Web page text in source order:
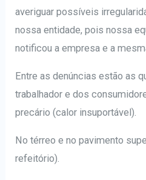
averiguar possíveis
nossa entidade, pois nossa
notificou a empresa e a
Entre as denúncias estão as
trabalhador e dos
precário (calor insuportável).
No térreo e no pavimento
refeitório).